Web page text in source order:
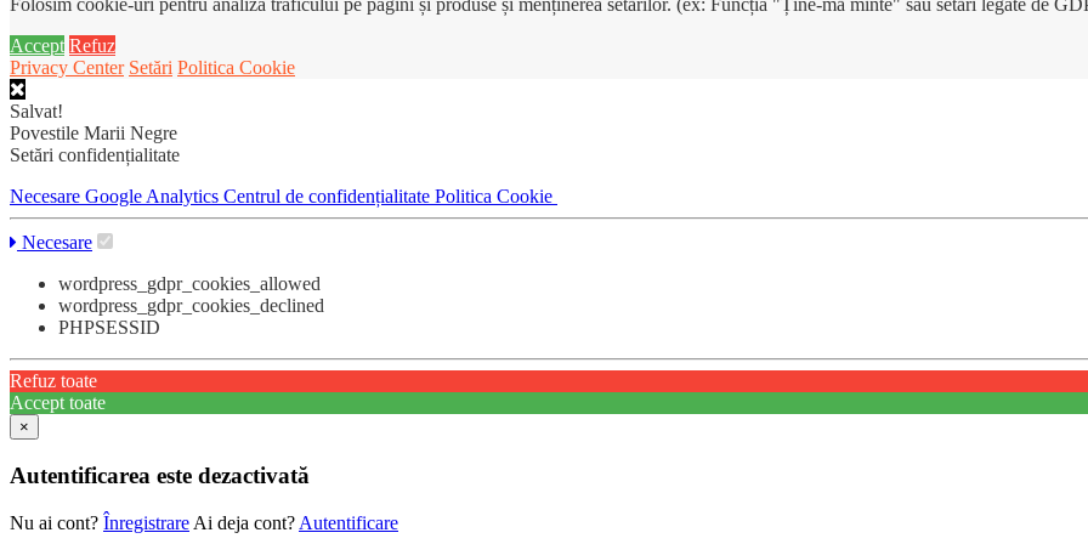
Folosim cookie-uri pentru analiza traficului pe pagini și produse și menținerea setărilor. (ex: Funcția "Ține-mă minte" sau setări legate de
Accept Refuz
Privacy Center Setări Politica Cookie
Salvat!
Povestile Marii Negre
Setări confidențialitate
Necesare Google Analytics Centrul de confidențialitate Politica Cookie
Necesare
wordpress_gdpr_cookies_allowed
wordpress_gdpr_cookies_declined
PHPSESSID
Refuz toate
Accept toate
×
Autentificarea este dezactivată
Nu ai cont? Înregistrare Ai deja cont? Autentificare